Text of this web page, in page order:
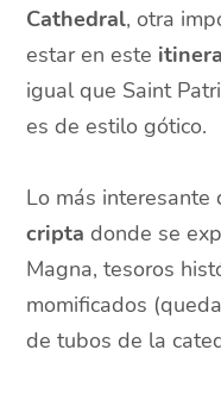
Cathedral, otra
estar en este
igual que Saint
es de estilo gótico.
Lo más
cripta donde se
Magna, tesoros
momificados
de tubos de la